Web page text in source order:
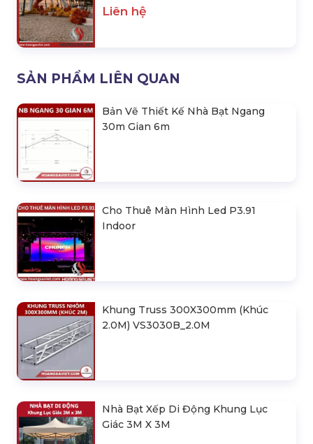
Liên hệ
SẢN PHẨM LIÊN QUAN
Bản Vẽ Thiết Kế Nhà Bạt Ngang
30m Gian 6m
Cho Thuê Màn Hình Led P3.91
Indoor
Khung Truss 300X300mm (Khúc
2.0M) VS3030B_2.0M
Nhà Bạt Xếp Di Động Khung Lục
Giác 3M X 3M